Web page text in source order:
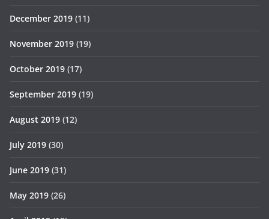
December 2019 (11)
November 2019 (19)
October 2019 (17)
September 2019 (19)
August 2019 (12)
July 2019 (30)
June 2019 (31)
May 2019 (26)